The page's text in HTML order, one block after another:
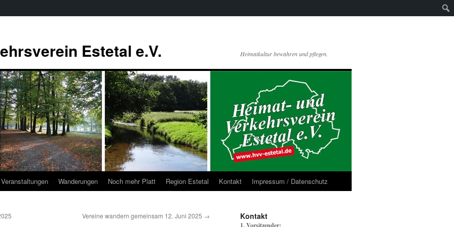
Estetal e.V. Heimatkultur bewahren und pflegen.
Veranstaltungen Wanderungen Noch mehr Platt Region Estetal Kontakt Impressum / Datenschutz
Vereine wandern gemeinsam 12. Juni 2025 → Kontakt
1. Vorsitzender: